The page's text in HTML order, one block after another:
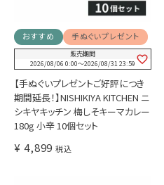
おすすめ 手ぬぐいプレゼント
販売期間
2026/08/06 0:00〜2026/08/31 23:59
【手ぬぐいプレゼントご好評につき
期間延長！】NISHIKIYA KITCHEN ニ
シキヤキッチン 梅しそキーマカレー
180g 小辛 10個セット
¥ 4,899 税込